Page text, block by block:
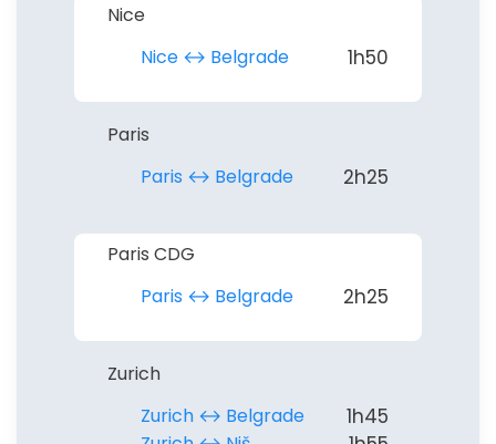
Nice
Nice ↔︎ Belgrade
1h50
Paris
Paris ↔︎ Belgrade
2h25
Paris CDG
Paris ↔︎ Belgrade
2h25
Zurich
Zurich ↔︎ Belgrade
1h45